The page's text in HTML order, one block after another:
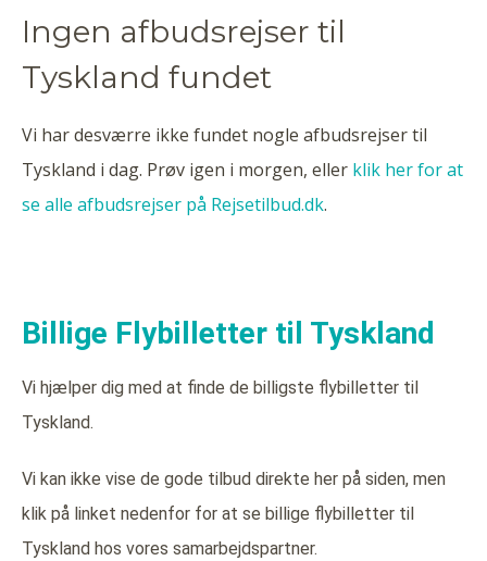
Ingen afbudsrejser til
Tyskland fundet
Vi har desværre ikke fundet nogle afbudsrejser til
Tyskland i dag. Prøv igen i morgen, eller klik her for at
se alle afbudsrejser på Rejsetilbud.dk.
Billige Flybilletter til Tyskland
Vi hjælper dig med at finde de billigste flybilletter til
Tyskland.
Vi kan ikke vise de gode tilbud direkte her på siden, men
klik på linket nedenfor for at se billige flybilletter til
Tyskland hos vores samarbejdspartner.